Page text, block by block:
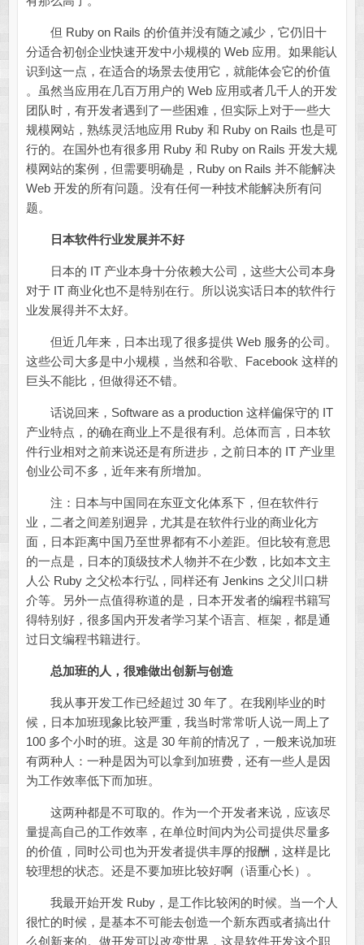
但 Ruby on Rails 的价值并没有随之减少，它仍旧十
分适合初创企业快速开发中小规模的 Web 应用。如果能认
识到这一点，在适合的场景去使用它，就能体会它的价值
。虽然当应用在几百万用户的 Web 应用或者几千人的开发
团队时，有开发者遇到了一些困难，但实际上对于一些大
规模网站，熟练灵活地应用 Ruby 和 Ruby on Rails 也是可
行的。在国外也有很多用 Ruby 和 Ruby on Rails 开发大规
模网站的案例，但需要明确是，Ruby on Rails 并不能解决
Web 开发的所有问题。没有任何一种技术能解决所有问
题。
日本软件行业发展并不好
日本的 IT 产业本身十分依赖大公司，这些大公司本身
对于 IT 商业化也不是特别在行。所以说实话日本的软件行
业发展得并不太好。
但近几年来，日本出现了很多提供 Web 服务的公司。
这些公司大多是中小规模，当然和谷歌、Facebook 这样的
巨头不能比，但做得还不错。
话说回来，Software as a production 这样偏保守的 IT
产业特点，的确在商业上不是很有利。总体而言，日本软
件行业相对之前来说还是有所进步，之前日本的 IT 产业里
创业公司不多，近年来有所增加。
注：日本与中国同在东亚文化体系下，但在软件行
业，二者之间差别迥异，尤其是在软件行业的商业化方
面，日本距离中国乃至世界都有不小差距。但比较有意思
的一点是，日本的顶级技术人物并不在少数，比如本文主
人公 Ruby 之父松本行弘，同样还有 Jenkins 之父川口耕
介等。另外一点值得称道的是，日本开发者的编程书籍写
得特别好，很多国内开发者学习某个语言、框架，都是通
过日文编程书籍进行。
总加班的人，很难做出创新与创造
我从事开发工作已经超过 30 年了。在我刚毕业的时
候，日本加班现象比较严重，我当时常常听人说一周上了
100 多个小时的班。这是 30 年前的情况了，一般来说加班
有两种人：一种是因为可以拿到加班费，还有一些人是因
为工作效率低下而加班。
这两种都是不可取的。作为一个开发者来说，应该尽
量提高自己的工作效率，在单位时间内为公司提供尽量多
的价值，同时公司也为开发者提供丰厚的报酬，这样是比
较理想的状态。还是不要加班比较好啊（语重心长）。
我最开始开发 Ruby，是工作比较闲的时候。当一个人
很忙的时候，是基本不可能去创造一个新东西或者搞出什
么创新来的。做开发可以改变世界，这是软件开发这个职